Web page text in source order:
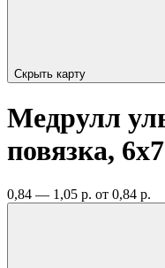
Скрыть карту
Медрулл
повязка,
0,84 — 1,05 р. от 0,84 р.